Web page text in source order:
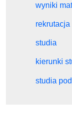
wyniki
studia
kierunki
studia